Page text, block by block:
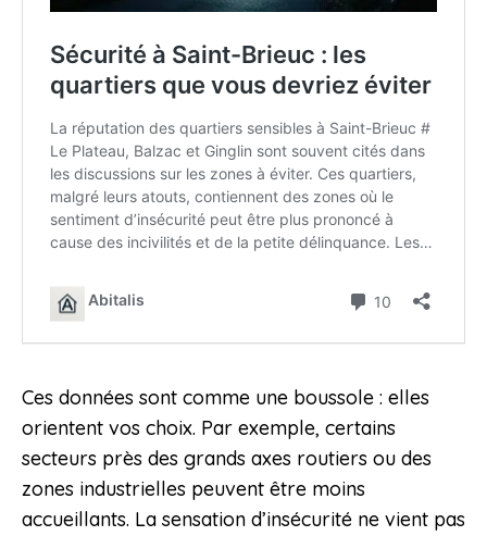
Ces données sont comme une boussole : elles
orientent vos choix. Par exemple, certains
secteurs près des grands axes routiers ou des
zones industrielles peuvent être moins
accueillants. La sensation d’insécurité ne vient pas